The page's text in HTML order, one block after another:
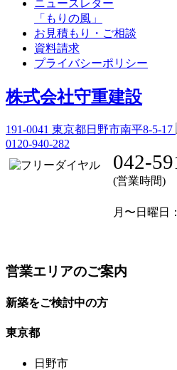
ニュースレター
「もりの風」
お見積もり・ご相談
資料請求
プライバシーポリシー
株式会社守重建設
191-0041 東京都日野市南平8-5-17
0120-940-282
042-
(営業時間)
月〜日曜日
営業エリアのご案内
新築をご検討中の方
東京都
日野市